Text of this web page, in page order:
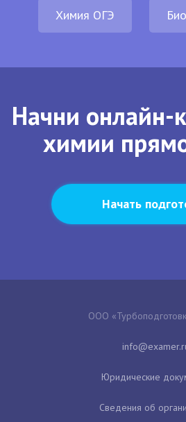
Химия ОГЭ
Начни онлайн-
химии
Начать
ООО
Юридические
Сведения об